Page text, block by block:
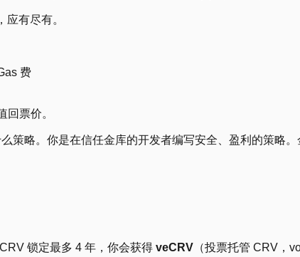
有尽有。
费
票价。
策略。你是在信任金库的开发者编写安全、盈利的策略
锁定最多 4 年，你会获得 veCRV （投票托管 CRV，